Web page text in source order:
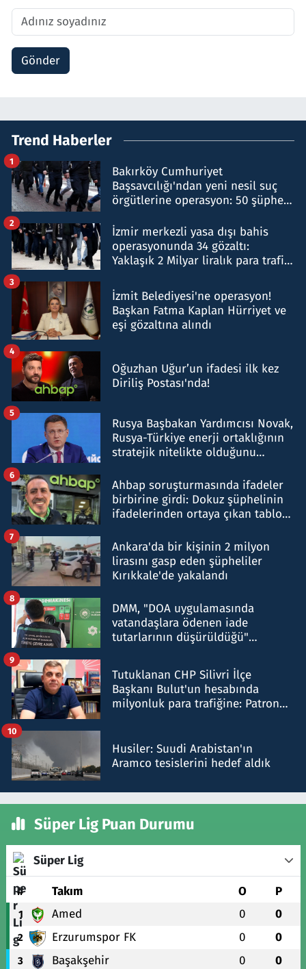
Gönder
Trend Haberler
Bakırköy Cumhuriyet
Başsavcılığı'ndan yeni nesil suç
örgütlerine operasyon: 50 şüpheli
1
İzmir merkezli yasa dışı bahis
operasyonunda 34 gözaltı:
Yaklaşık 2 Milyar liralık para trafiği
2
İzmit Belediyesi'ne operasyon!
Başkan Fatma Kaplan Hürriyet ve
eşi gözaltına alındı
3
Oğuzhan Uğur’un ifadesi ilk kez
Diriliş Postası'nda!
4
Rusya Başbakan Yardımcısı Novak,
Rusya-Türkiye enerji ortaklığının
stratejik nitelikte olduğunu
5
Ahbap soruşturmasında ifadeler
birbirine girdi: Dokuz şüphelinin
ifadelerinden ortaya çıkan tablo
6
Ankara'da bir kişinin 2 milyon
lirasını gasp eden şüpheliler
Kırıkkale'de yakalandı
7
DMM, "DOA uygulamasında
vatandaşlara ödenen iade
tutarlarının düşürüldüğü"
8
Tutuklanan CHP Silivri İlçe
Başkanı Bulut'un hesabında
milyonluk para trafiğine: Patron
9
Husiler: Suudi Arabistan'ın
Aramco tesislerini hedef aldık
10
Süper Lig Puan Durumu
Süper Lig
# Takım O P
1 Amed 0 0
2 Erzurumspor FK 0 0
3 Başakşehir 0 0